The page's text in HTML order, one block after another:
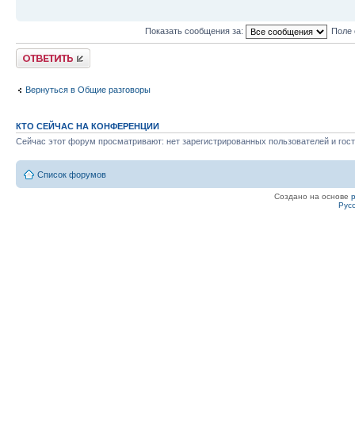
Показать сообщения за: Поле
Ответить
Вернуться в Общие разговоры
КТО СЕЙЧАС НА КОНФЕРЕНЦИИ
Сейчас этот форум просматривают: нет зарегистрированных пользователей и
Список форумов
Создано на основе